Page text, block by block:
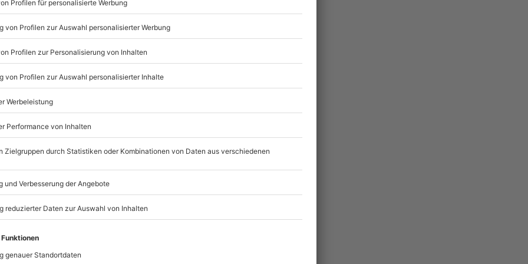
nur mit Einverständniserklärung
Absprache mit dem
Bademantel
Listenansicht
mydaysGmbH
81671 München